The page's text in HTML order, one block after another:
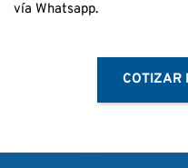
vía Whatsapp.
COTIZAR